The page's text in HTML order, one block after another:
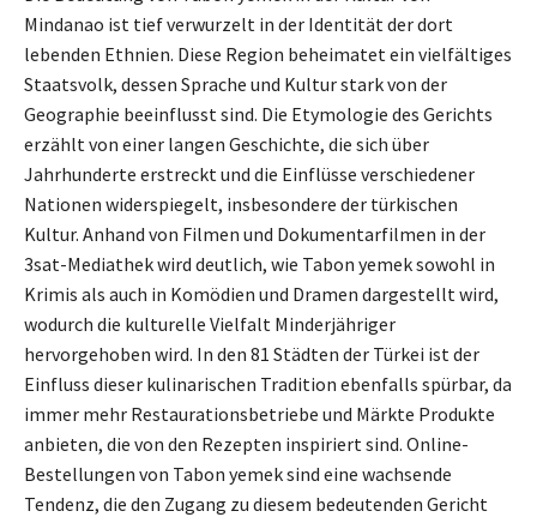
Mindanao ist tief verwurzelt in der Identität der dort
lebenden Ethnien. Diese Region beheimatet ein vielfältiges
Staatsvolk, dessen Sprache und Kultur stark von der
Geographie beeinflusst sind. Die Etymologie des Gerichts
erzählt von einer langen Geschichte, die sich über
Jahrhunderte erstreckt und die Einflüsse verschiedener
Nationen widerspiegelt, insbesondere der türkischen
Kultur. Anhand von Filmen und Dokumentarfilmen in der
3sat-Mediathek wird deutlich, wie Tabon yemek sowohl in
Krimis als auch in Komödien und Dramen dargestellt wird,
wodurch die kulturelle Vielfalt Minderjähriger
hervorgehoben wird. In den 81 Städten der Türkei ist der
Einfluss dieser kulinarischen Tradition ebenfalls spürbar, da
immer mehr Restaurationsbetriebe und Märkte Produkte
anbieten, die von den Rezepten inspiriert sind. Online-
Bestellungen von Tabon yemek sind eine wachsende
Tendenz, die den Zugang zu diesem bedeutenden Gericht